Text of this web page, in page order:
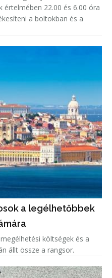
22.00 és 6.00 óra
a boltokban és a
a legélhetőbbek
költségek és a
állt össze a rangsor.